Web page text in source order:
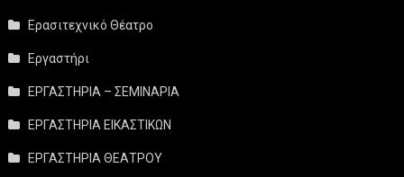
Ερασιτεχνικό Θέατρο
Εργαστήρι
ΕΡΓΑΣΤΗΡΙΑ – ΣΕΜΙΝΑΡΙΑ
ΕΡΓΑΣΤΗΡΙΑ ΕΙΚΑΣΤΙΚΩΝ
ΕΡΓΑΣΤΗΡΙΑ ΘΕΑΤΡΟΥ